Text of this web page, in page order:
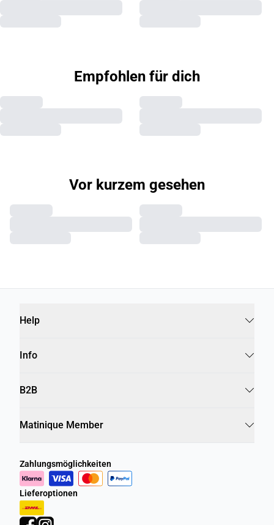
Empfohlen für dich
Vor kurzem gesehen
Help
Info
B2B
Matinique Member
Zahlungsmöglichkeiten
Lieferoptionen